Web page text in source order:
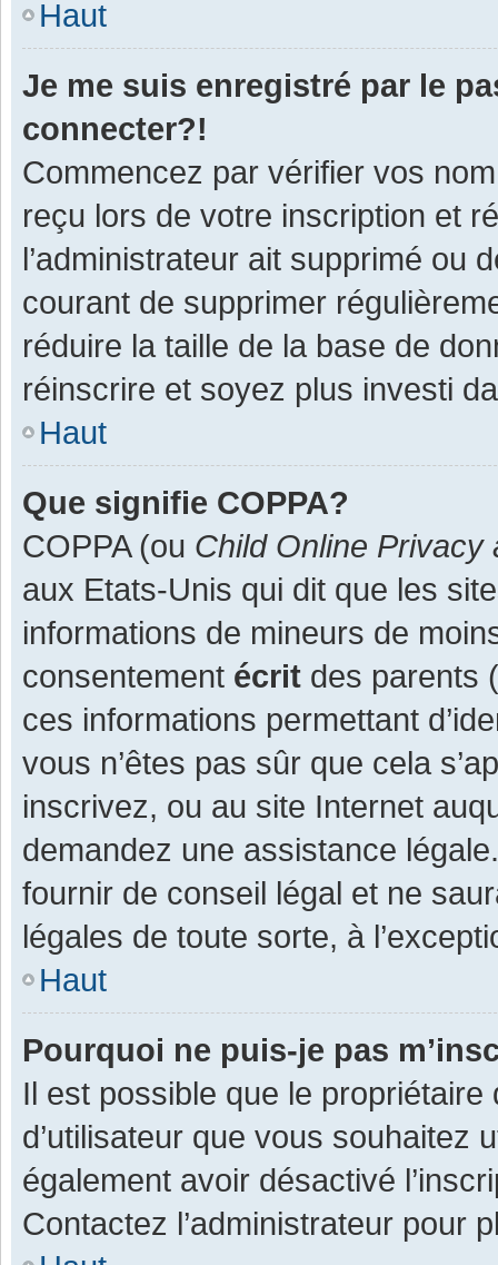
Haut
Je me suis enregistré par le
connecter?!
Commencez par vérifier vos
reçu lors de votre inscription et
l’administrateur ait supprimé ou
courant de supprimer
réduire la taille de la base de
réinscrire et soyez plus investi
Haut
Que signifie COPPA?
COPPA (ou Child Online Privacy
aux Etats-Unis qui dit que les
informations de mineurs de
consentement écrit des parents
ces informations permettant
vous n’êtes pas sûr que cela
inscrivez, ou au site Internet
demandez une assistance
fournir de conseil légal et ne
légales de toute sorte, à
Haut
Pourquoi ne puis-je pas
Il est possible que le
d’utilisateur que vous souhaitez
également avoir désactivé
Contactez l’administrateur pour